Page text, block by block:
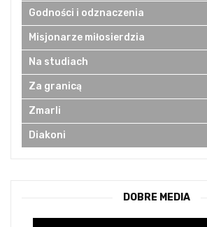
Godności i odznaczenia
Misjonarze miłosierdzia
Na studiach
Za granicą
Zmarli
Diakoni
DOBRE MEDIA